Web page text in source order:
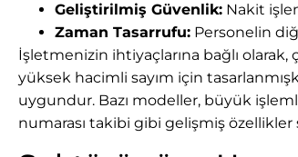
Geliştirilmiş Güvenlik: Nakit
Zaman Tasarrufu: Personelin
İşletmenizin ihtiyaçlarına bağlı olarak,
yüksek hacimli sayım için
uygundur. Bazı modeller, büyük
numarası takibi gibi gelişmiş özellikler